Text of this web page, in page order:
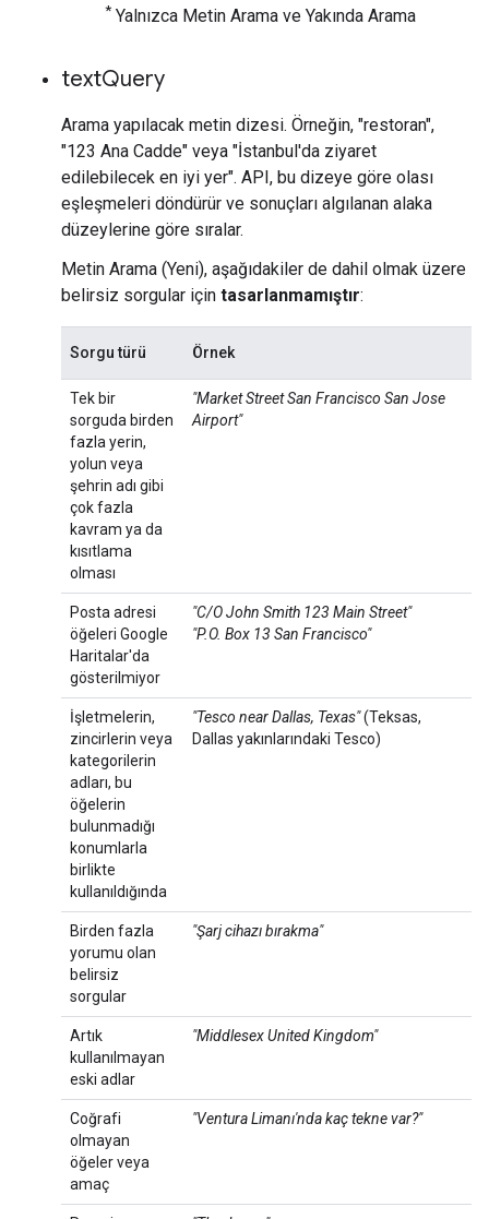
* Yalnızca Metin Arama ve Yakında Arama
textQuery
Arama yapılacak metin dizesi. Örneğin, "restoran",
"123 Ana Cadde" veya "İstanbul'da ziyaret
edilebilecek en iyi yer". API, bu dizeye göre olası
eşleşmeleri döndürür ve sonuçları algılanan alaka
düzeylerine göre sıralar.
Metin Arama (Yeni), aşağıdakiler de dahil olmak üzere
belirsiz sorgular için tasarlanmamıştır:
Sorgu türü Örnek
Tek bir
sorguda birden
fazla yerin,
yolun veya
şehrin adı gibi
çok fazla
kavram ya da
kısıtlama
olması
"Market Street San Francisco San Jose
Airport"
Posta adresi
öğeleri Google
Haritalar'da
gösterilmiyor
"C/O John Smith 123 Main Street"
"P.O. Box 13 San Francisco"
İşletmelerin,
zincirlerin veya
kategorilerin
adları, bu
öğelerin
bulunmadığı
konumlarla
birlikte
kullanıldığında
"Tesco near Dallas, Texas"(Teksas,
Dallas yakınlarındaki Tesco)
Birden fazla
yorumu olan
belirsiz
sorgular
"Şarj cihazı bırakma"
Artık
kullanılmayan
eski adlar
"Middlesex United Kingdom"
Coğrafi
olmayan
öğeler veya
amaç
"Ventura Limanı'nda kaç tekne var?"